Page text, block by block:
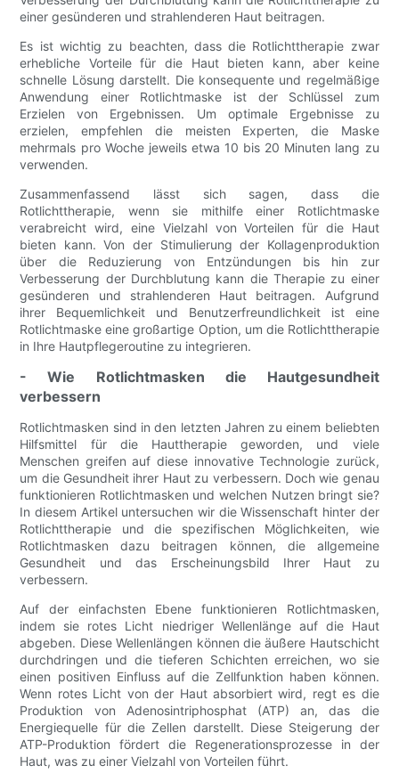
einer gesünderen und strahlenderen Haut beitragen.
Es ist wichtig zu beachten, dass die Rotlichttherapie zwar
erhebliche Vorteile für die Haut bieten kann, aber keine
schnelle Lösung darstellt. Die konsequente und regelmäßige
Anwendung einer Rotlichtmaske ist der Schlüssel zum
Erzielen von Ergebnissen. Um optimale Ergebnisse zu
erzielen, empfehlen die meisten Experten, die Maske
mehrmals pro Woche jeweils etwa 10 bis 20 Minuten lang zu
verwenden.
Zusammenfassend lässt sich sagen, dass die
Rotlichttherapie, wenn sie mithilfe einer Rotlichtmaske
verabreicht wird, eine Vielzahl von Vorteilen für die Haut
bieten kann. Von der Stimulierung der Kollagenproduktion
über die Reduzierung von Entzündungen bis hin zur
Verbesserung der Durchblutung kann die Therapie zu einer
gesünderen und strahlenderen Haut beitragen. Aufgrund
ihrer Bequemlichkeit und Benutzerfreundlichkeit ist eine
Rotlichtmaske eine großartige Option, um die Rotlichttherapie
in Ihre Hautpflegeroutine zu integrieren.
- Wie Rotlichtmasken die Hautgesundheit
verbessern
Rotlichtmasken sind in den letzten Jahren zu einem beliebten
Hilfsmittel für die Hauttherapie geworden, und viele
Menschen greifen auf diese innovative Technologie zurück,
um die Gesundheit ihrer Haut zu verbessern. Doch wie genau
funktionieren Rotlichtmasken und welchen Nutzen bringt sie?
In diesem Artikel untersuchen wir die Wissenschaft hinter der
Rotlichttherapie und die spezifischen Möglichkeiten, wie
Rotlichtmasken dazu beitragen können, die allgemeine
Gesundheit und das Erscheinungsbild Ihrer Haut zu
verbessern.
Auf der einfachsten Ebene funktionieren Rotlichtmasken,
indem sie rotes Licht niedriger Wellenlänge auf die Haut
abgeben. Diese Wellenlängen können die äußere Hautschicht
durchdringen und die tieferen Schichten erreichen, wo sie
einen positiven Einfluss auf die Zellfunktion haben können.
Wenn rotes Licht von der Haut absorbiert wird, regt es die
Produktion von Adenosintriphosphat (ATP) an, das die
Energiequelle für die Zellen darstellt. Diese Steigerung der
ATP-Produktion fördert die Regenerationsprozesse in der
Haut, was zu einer Vielzahl von Vorteilen führt.